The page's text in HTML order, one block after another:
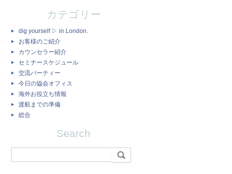
カテゴリー
dig yourself ▷ in London.
お客様のご紹介
カウンセラー紹介
セミナースケジュール
交流パーティー
今日の協会オフィス
海外お役立ち情報
渡航までの準備
総合
Search